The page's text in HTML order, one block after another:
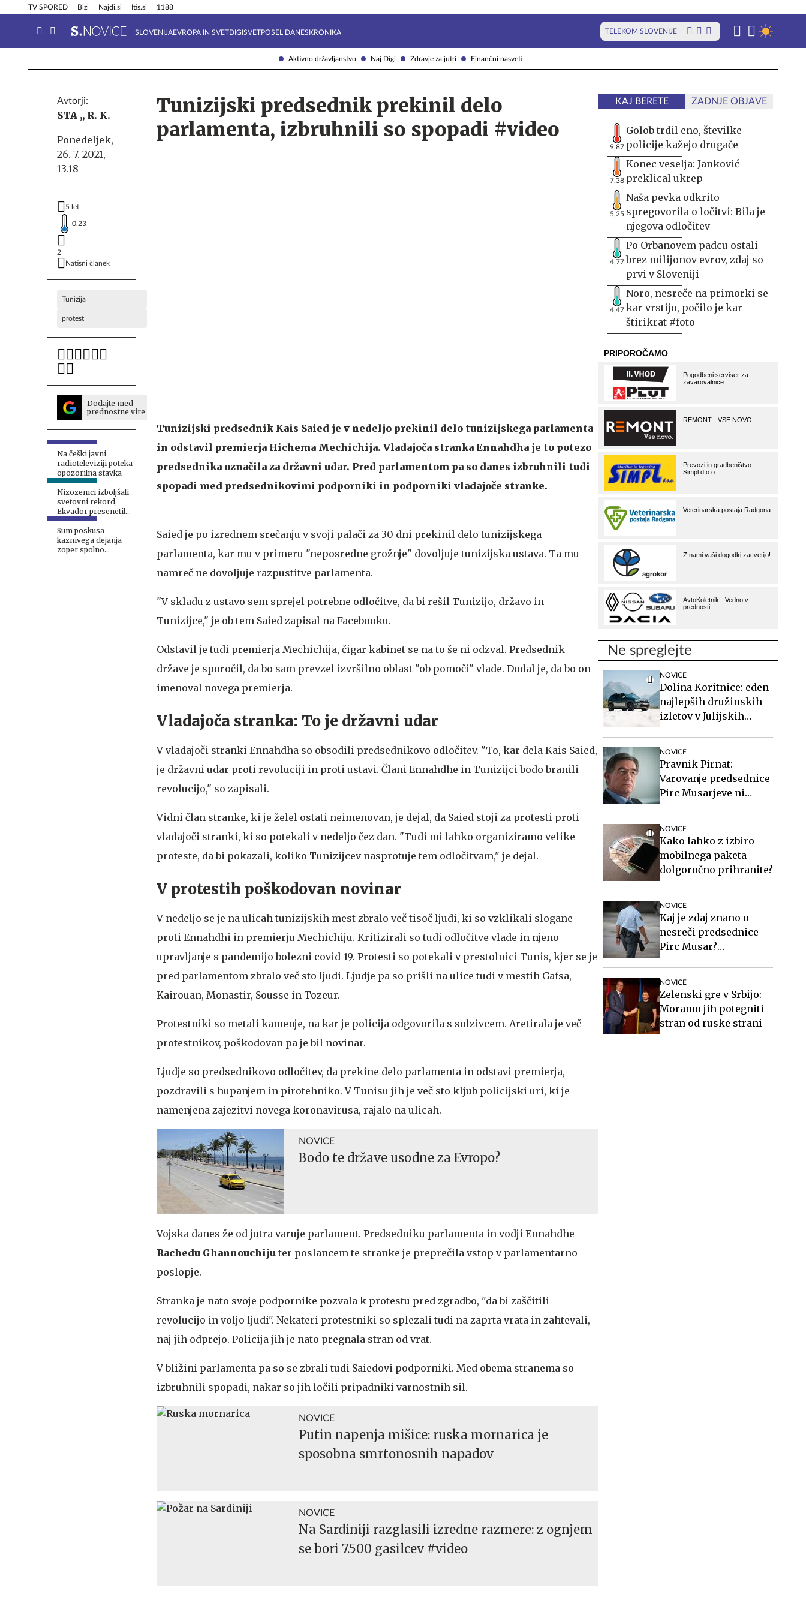
Aktivno državljanstvo Naj Digi Zdravje za jutri Finančni nasveti
TV SPORED Bizi Najdi.si Itis.si 1188
SLOVENIJAEVROPA IN SVETDIGISVETPOSEL DANESKRONIKA TELEKOM SLOVENIJE
Info in obvestila Tehnik
Avtorji:
STA ,, R. K.
Ponedeljek,
26. 7. 2021,
13.18
5 let
0,23
2
Natisni članek
Tunizija
protest
Dodajte med
prednostne vire
Na češki javni
radioteleviziji poteka
opozorilna stavka
Nizozemci izboljšali
svetovni rekord,
Ekvador presenetil
Nemčijo, Japonci proti
Brazilcem
Sum poskusa
kaznivega dejanja
zoper spolno
Tunizijski predsednik prekinil delo
parlamenta, izbruhnili so spopadi #video
Tunizijski predsednik Kais Saied je v nedeljo prekinil delo tunizijskega parlamenta
in odstavil premierja Hichema Mechichija. Vladajoča stranka Ennahdha je to potezo
predsednika označila za državni udar. Pred parlamentom pa so danes izbruhnili tudi
spopadi med predsednikovimi podporniki in podporniki vladajoče stranke.
Saied je po izrednem srečanju v svoji palači za 30 dni prekinil delo tunizijskega
parlamenta, kar mu v primeru "neposredne grožnje" dovoljuje tunizijska ustava. Ta mu
namreč ne dovoljuje razpustitve parlamenta.
"V skladu z ustavo sem sprejel potrebne odločitve, da bi rešil Tunizijo, državo in
Tunizijce," je ob tem Saied zapisal na Facebooku.
Odstavil je tudi premierja Mechichija, čigar kabinet se na to še ni odzval. Predsednik
države je sporočil, da bo sam prevzel izvršilno oblast "ob pomoči" vlade. Dodal je, da bo on
imenoval novega premierja.
Vladajoča stranka: To je državni udar
V vladajoči stranki Ennahdha so obsodili predsednikovo odločitev. "To, kar dela Kais Saied,
je državni udar proti revoluciji in proti ustavi. Člani Ennahdhe in Tunizijci bodo branili
revolucijo," so zapisali.
Vidni član stranke, ki je želel ostati neimenovan, je dejal, da Saied stoji za protesti proti
vladajoči stranki, ki so potekali v nedeljo čez dan. "Tudi mi lahko organiziramo velike
proteste, da bi pokazali, koliko Tunizijcev nasprotuje tem odločitvam," je dejal.
V protestih poškodovan novinar
V nedeljo se je na ulicah tunizijskih mest zbralo več tisoč ljudi, ki so vzklikali slogane
proti Ennahdhi in premierju Mechichiju. Kritizirali so tudi odločitve vlade in njeno
upravljanje s pandemijo bolezni covid-19. Protesti so potekali v prestolnici Tunis, kjer se je
pred parlamentom zbralo več sto ljudi. Ljudje pa so prišli na ulice tudi v mestih Gafsa,
Kairouan, Monastir, Sousse in Tozeur.
Protestniki so metali kamenje, na kar je policija odgovorila s solzivcem. Aretirala je več
protestnikov, poškodovan pa je bil novinar.
Ljudje so predsednikovo odločitev, da prekine delo parlamenta in odstavi premierja,
pozdravili s hupanjem in pirotehniko. V Tunisu jih je več sto kljub policijski uri, ki je
namenjena zajezitvi novega koronavirusa, rajalo na ulicah.
NOVICE
Bodo te države usodne za Evropo?
Vojska danes že od jutra varuje parlament. Predsedniku parlamenta in vodji Ennahdhe
Rachedu Ghannouchiju ter poslancem te stranke je preprečila vstop v parlamentarno
poslopje.
Stranka je nato svoje podpornike pozvala k protestu pred zgradbo, "da bi zaščitili
revolucijo in voljo ljudi". Nekateri protestniki so splezali tudi na zaprta vrata in zahtevali,
naj jih odprejo. Policija jih je nato pregnala stran od vrat.
V bližini parlamenta pa so se zbrali tudi Saiedovi podporniki. Med obema stranema so
izbruhnili spopadi, nakar so jih ločili pripadniki varnostnih sil.
NOVICE
Putin napenja mišice: ruska mornarica je
sposobna smrtonosnih napadov
NOVICE
Na Sardiniji razglasili izredne razmere: z ognjem
se bori 7.500 gasilcev #video
KAJ BERETE ZADNJE OBJAVE
9,87
Golob trdil eno, številke
policije kažejo drugače
7,38
Konec veselja: Janković
preklical ukrep
5,25
Naša pevka odkrito
spregovorila o ločitvi: Bila je
njegova odločitev
4,77
Po Orbanovem padcu ostali
brez milijonov evrov, zdaj so
prvi v Sloveniji
4,47
Noro, nesreče na primorki se
kar vrstijo, počilo je kar
štirikrat #foto
Ne spreglejte
NOVICE
Dolina Koritnice: eden
najlepših družinskih
izletov v Julijskih
NOVICE
Pravnik Pirnat:
Varovanje predsednice
Pirc Musarjeve ni
NOVICE
Kako lahko z izbiro
mobilnega paketa
dolgoročno prihranite?
NOVICE
Kaj je zdaj znano o
nesreči predsednice
Pirc Musar?
NOVICE
Zelenski gre v Srbijo:
Moramo jih potegniti
stran od ruske strani